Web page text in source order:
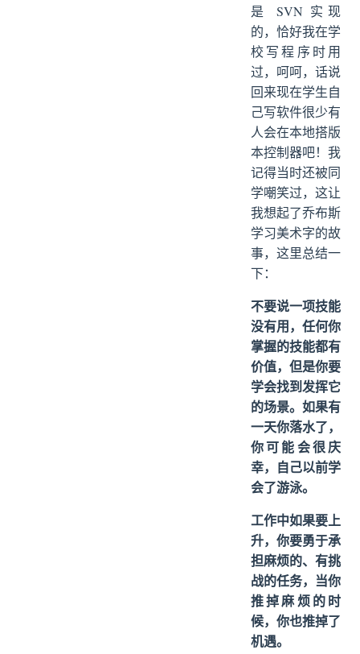
是 SVN 实现
的，恰好我在学
校写程序时用
过，呵呵，话说
回来现在学生自
己写软件很少有
人会在本地搭版
本控制器吧！我
记得当时还被同
学嘲笑过，这让
我想起了乔布斯
学习美术字的故
事，这里总结一
下：
不要说一项技能
没有用，任何你
掌握的技能都有
价值，但是你要
学会找到发挥它
的场景。如果有
一天你落水了，
你可能会很庆
幸，自己以前学
会了游泳。
工作中如果要上
升，你要勇于承
担麻烦的、有挑
战的任务，当你
推掉麻烦的时
候，你也推掉了
机遇。